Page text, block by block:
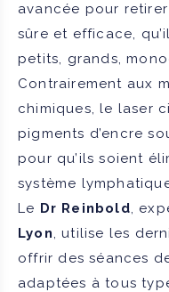
avancée pour
sûre et efficace,
petits, grands,
Contrairement aux
chimiques, le laser
pigments d’encre
pour qu’ils soient
système
Le Dr Reinbold,
Lyon, utilise les
offrir des séances
adaptées à tous